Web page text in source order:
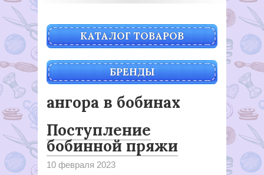
КАТАЛОГ ТОВАРОВ
БРЕНДЫ
ангора в бобинах
Поступление
бобинной пряжи
10 февраля 2023